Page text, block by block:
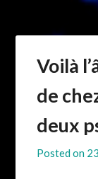
Voilà
de
deux
Posted on